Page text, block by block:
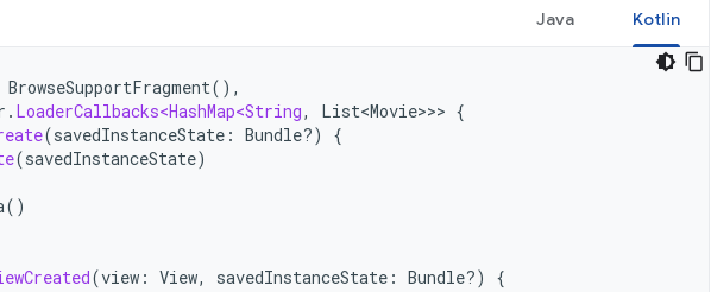
Kotlin
Java
BrowseSupportFragment(),
. LoaderCallbacks<HashMap<String, List<Movie>>> {
(savedInstanceState : Bundle?)
{
(savedInstanceState)
()
(view : View, savedInstanceState : Bundle?)
{